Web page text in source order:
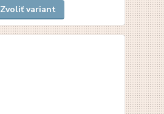
Zvoliť variant